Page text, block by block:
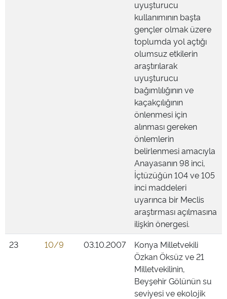
uyuşturucu
kullanımının başta
gençler olmak üzere
toplumda yol açtığı
olumsuz etkilerin
araştırılarak
uyuşturucu
bağımlılığının ve
kaçakçılığının
önlenmesi için
alınması gereken
önlemlerin
belirlenmesi amacıyla
Anayasanın 98 inci,
İçtüzüğün 104 ve 105
inci maddeleri
uyarınca bir Meclis
araştırması açılmasına
ilişkin önergesi.
23
10/9 03.10.2007
Konya Milletvekili
Özkan Öksüz ve 21
Milletvekilinin,
Beyşehir Gölünün su
seviyesi ve ekolojik